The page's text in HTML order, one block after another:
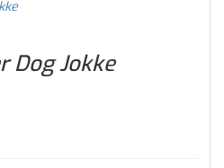
Dog Jokke